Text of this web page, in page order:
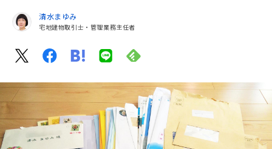
清水まゆみ
宅地建物取引士・管理業務主任者